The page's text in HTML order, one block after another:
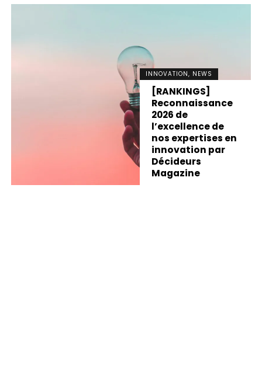
INNOVATION, NEWS
[RANKINGS]
Reconnaissance
2026 de
l’excellence de
nos expertises en
innovation par
Décideurs
Magazine